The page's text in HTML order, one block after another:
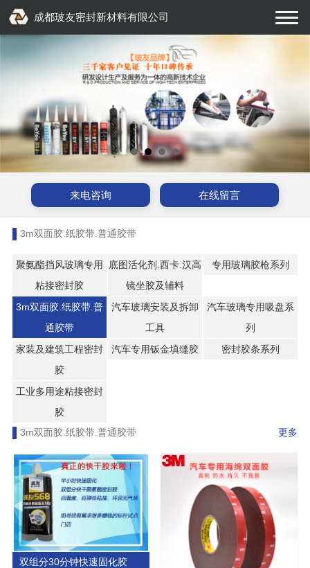
成都玻友密封新材料有限公司
来电咨询 在线留言
3m双面胶.纸胶带.普通胶带
聚氨酯挡风玻璃专用
粘接密封胶
底图活化剂.西卡.汉高
镜坐胶及辅料
专用玻璃胶枪系列
3m双面胶.纸胶带.普
通胶带
汽车玻璃安装及拆卸
工具
汽车玻璃专用吸盘系
列
家装及建筑工程密封
胶
汽车专用钣金填缝胶 密封胶条系列
工业多用途粘接密封
胶
3m双面胶.纸胶带.普通胶带
更多
双组分30分钟快速固化胶